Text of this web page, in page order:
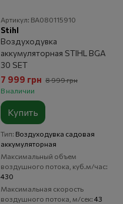
Артикул: BA080115910
Stihl
Воздуходувка
аккумуляторная STIHL BGA
30 SET
7 999 грн 8 999 грн
В наличии
Купить
Тип Воздуходувка садовая
аккумуляторная
Максимальный объем
воздушного потока, куб.м/час
430
Максимальная скорость
воздушного потока, м/сек 43